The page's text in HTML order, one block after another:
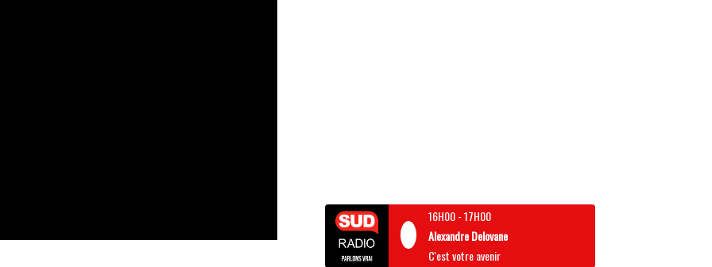
16H00-17H00
Alexandre Delovane
C'est votre avenir